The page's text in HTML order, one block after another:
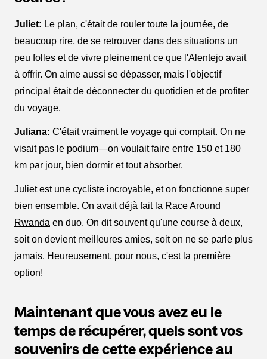
Juliet: Le plan, c'était de rouler toute la journée, de
beaucoup rire, de se retrouver dans des situations un
peu folles et de vivre pleinement ce que l'Alentejo avait
à offrir. On aime aussi se dépasser, mais l'objectif
principal était de déconnecter du quotidien et de profiter
du voyage.
Juliana: C'était vraiment le voyage qui comptait. On ne
visait pas le podium—on voulait faire entre 150 et 180
km par jour, bien dormir et tout absorber.
Juliet est une cycliste incroyable, et on fonctionne super
bien ensemble. On avait déjà fait la Race Around
Rwanda en duo. On dit souvent qu'une course à deux,
soit on devient meilleures amies, soit on ne se parle plus
jamais. Heureusement, pour nous, c'est la première
option!
Maintenant que vous avez eu le
temps de récupérer, quels sont vos
souvenirs de cette expérience au